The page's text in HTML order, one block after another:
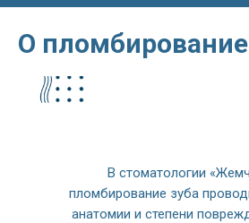
О
В стоматологии
пломбирование зуба
анатомии и степени